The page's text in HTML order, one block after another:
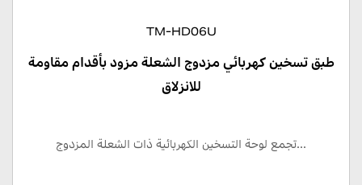
TM-HD06U
طبق تسخين كهربائي مزدوج الشعلة مزود بأقدام مقاومة
للانزلاق
تجمع لوحة التسخين الكهربائية ذات الشعلة المزدوج...